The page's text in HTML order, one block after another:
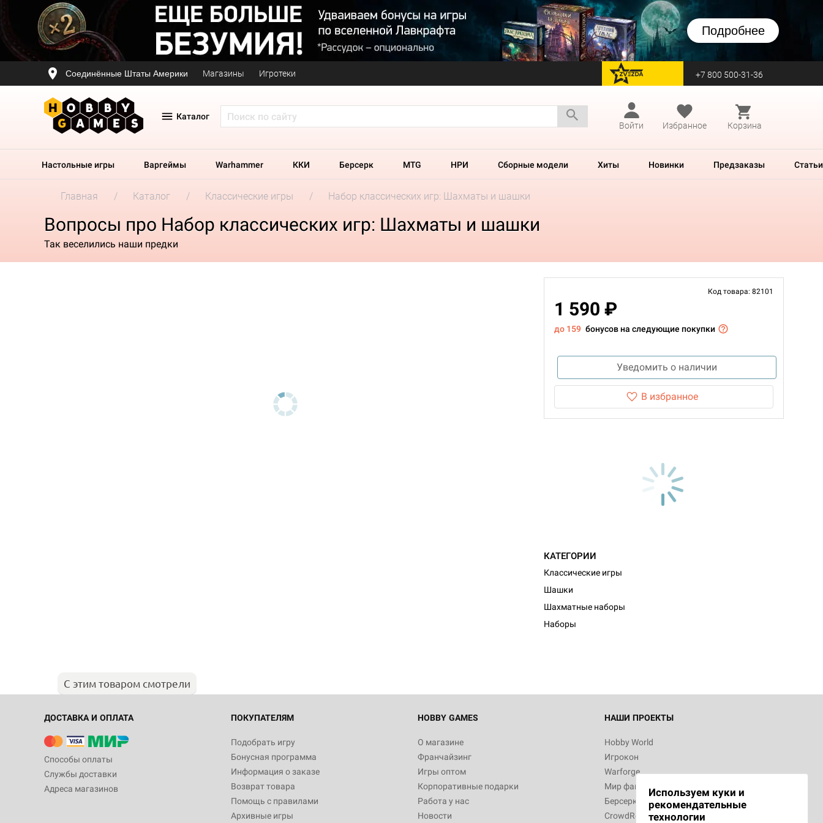
Подробнее
Соединённые Штаты Америки Магазины Игротеки перейти на Zvezda +7 800 500-31-36
Каталог
Войти
Избранное Корзина
Настольные игры Варгеймы Warhammer ККИ Берсерк MTG НРИ Сборные модели Хиты Новинки Предзаказы Статьи
Главная Каталог Классические игры Набор классических игр: Шахматы и шашки
Вопросы про Набор классических игр: Шахматы и шашки
Так веселились наши предки
Код товара: 82101
1 590 ₽
до 159 бонусов на следующие покупки
Уведомить о наличии
В избранное
КАТЕГОРИИ
Классические игры
Шашки
Шахматные наборы
Наборы
С этим товаром смотрели
ДОСТАВКА И ОПЛАТА
Способы оплаты
Службы доставки
Адреса магазинов
ПОКУПАТЕЛЯМ
Подобрать игру
Бонусная программа
Информация о заказе
Возврат товара
Помощь с правилами
Архивные игры
HOBBY GAMES
О магазине
Франчайзинг
Игры оптом
Корпоративные подарки
Работа у нас
Новости
НАШИ ПРОЕКТЫ
Hobby World
Игрокон
Warforge
Мир фантастики
Берсерк
CrowdRepublic
Используем куки и
рекомендательные
технологии